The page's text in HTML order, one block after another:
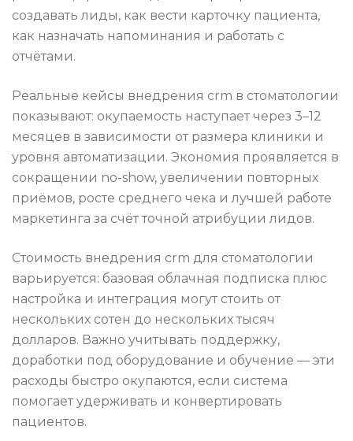
создавать лиды, как вести карточку пациента,
как назначать напоминания и работать с
отчётами.
Реальные кейсы внедрения crm в стоматологии
показывают: окупаемость наступает через 3–12
месяцев в зависимости от размера клиники и
уровня автоматизации. Экономия проявляется в
сокращении no-show, увеличении повторных
приёмов, росте среднего чека и лучшей работе
маркетинга за счёт точной атрибуции лидов.
Стоимость внедрения crm для стоматологии
варьируется: базовая облачная подписка плюс
настройка и интеграция могут стоить от
нескольких сотен до нескольких тысяч
долларов. Важно учитывать поддержку,
доработки под оборудование и обучение — эти
расходы быстро окупаются, если система
помогает удерживать и конвертировать
пациентов.